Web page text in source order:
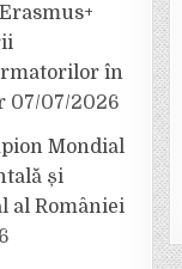
în
07/07/2026
Mondial
și
al României